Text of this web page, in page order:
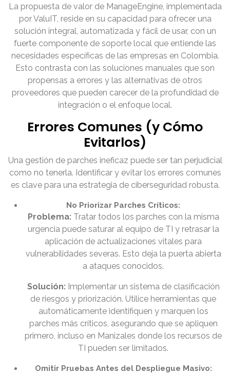
La propuesta de valor de ManageEngine, implementada
por ValuIT, reside en su capacidad para ofrecer una
solución integral, automatizada y fácil de usar, con un
fuerte componente de soporte local que entiende las
necesidades específicas de las empresas en Colombia.
Esto contrasta con las soluciones manuales que son
propensas a errores y las alternativas de otros
proveedores que pueden carecer de la profundidad de
integración o el enfoque local.
Errores Comunes (y Cómo
Evitarlos)
Una gestión de parches ineficaz puede ser tan perjudicial
como no tenerla. Identificar y evitar los errores comunes
es clave para una estrategia de ciberseguridad robusta.
No Priorizar Parches Críticos:
Problema:Tratar todos los parches con la misma
urgencia puede saturar al equipo de TI y retrasar la
aplicación de actualizaciones vitales para
vulnerabilidades severas. Esto deja la puerta abierta
a ataques conocidos.
Solución:Implementar un sistema de clasificación
de riesgos y priorización. Utilice herramientas que
automáticamente identifiquen y marquen los
parches más críticos, asegurando que se apliquen
primero, incluso en Manizales donde los recursos de
TI pueden ser limitados.
Omitir Pruebas Antes del Despliegue Masivo: